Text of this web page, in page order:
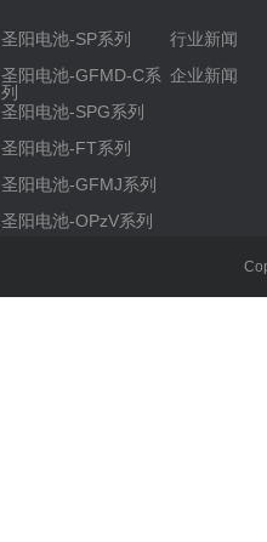
圣阳电池-SP系列
圣阳电池-GFMD-C系
列
圣阳电池-SPG系列
圣阳电池-FT系列
圣阳电池-GFMJ系列
圣阳电池-OPzV系列
行业新闻
企业新闻